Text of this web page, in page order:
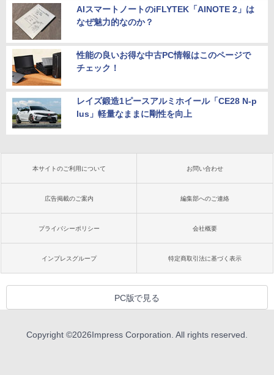
AIスマートノートのiFLYTEK「AINOTE 2」は
なぜ魅力的なのか？
性能の良いお得な中古PC情報はこのページで
チェック！
レイズ鍛造1ピースアルミホイール「CE28 N-p
lus」軽量なままに剛性を向上
本サイトのご利用について お問い合わせ
広告掲載のご案内 編集部へのご連絡
プライバシーポリシー 会社概要
インプレスグループ 特定商取引法に基づく表示
PC版で見る
Copyright ©2026Impress Corporation. All rights reserved.